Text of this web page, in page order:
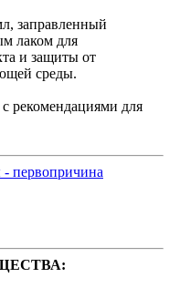
заправленный
лаком для
и защиты от
среды.
рекомендациями для
первопричина